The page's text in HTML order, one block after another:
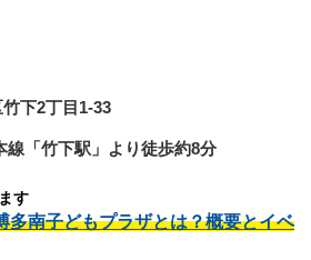
下2丁目1-33
線「竹下駅」より徒歩約8分
す
多南子どもプラザとは？概要とイベ